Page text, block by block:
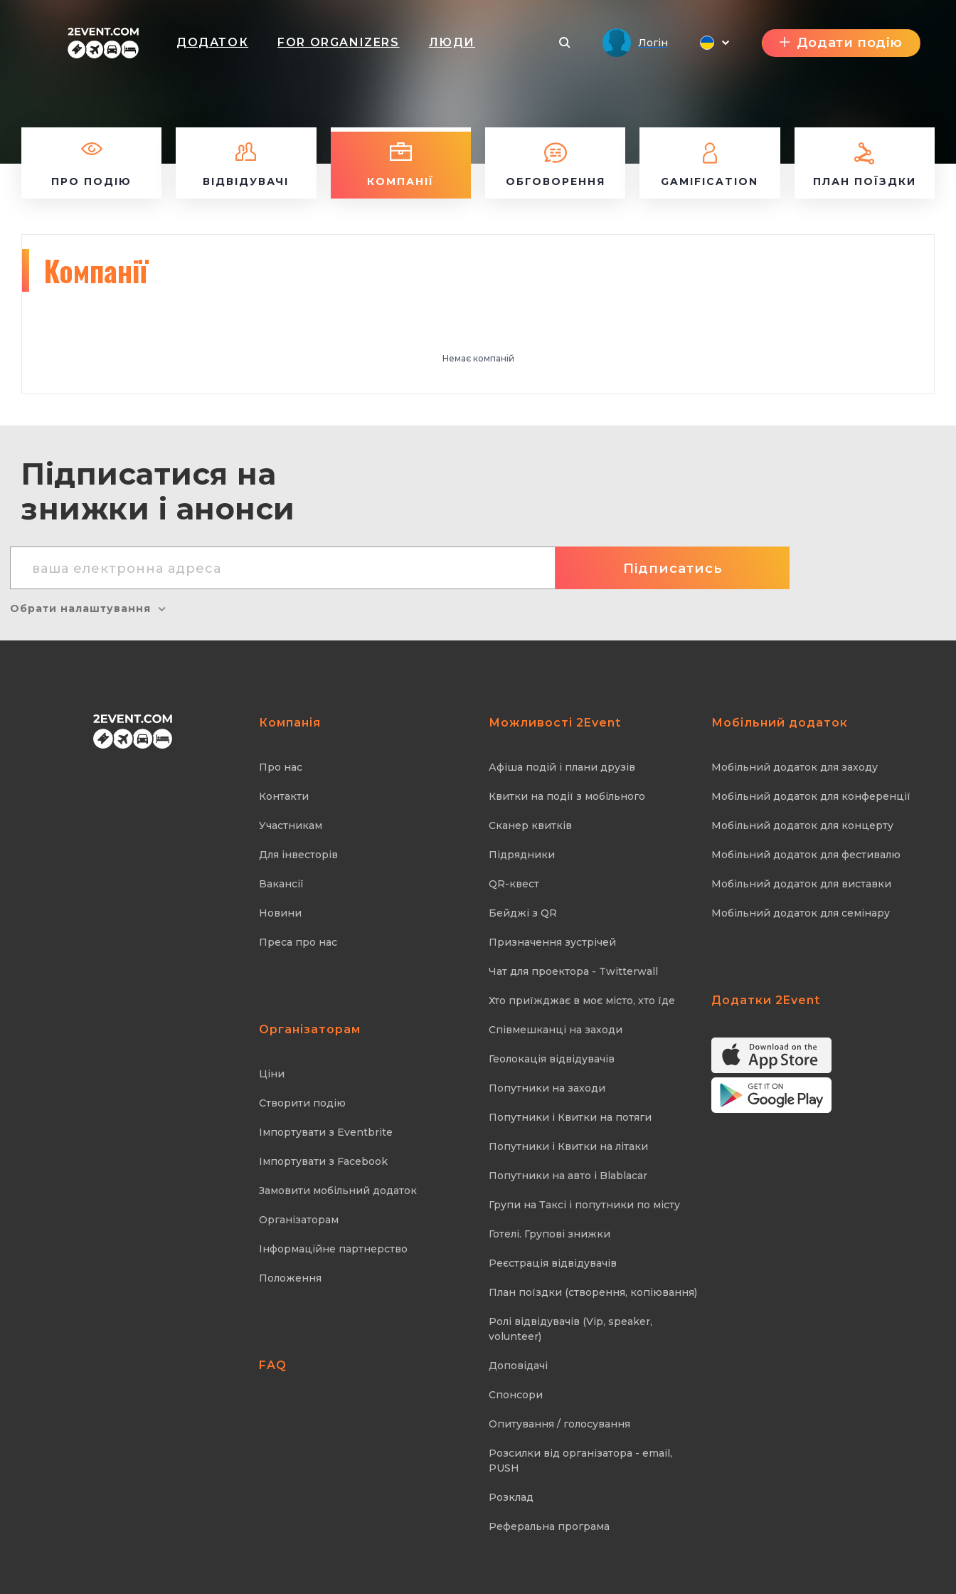
ДОДАТОК FOR ORGANIZERS ЛЮДИ Логін Додати подію
ПРО ПОДІЮ ВІДВІДУВАЧІ КОМПАНІЇ ОБГОВОРЕННЯ GAMIFICATION ПЛАН ПОЇЗДКИ
Компанії
Немає компаній
Підписатися на
знижки і анонси
Обрати налаштування
Компанія
Про нас
Контакти
Участникам
Для інвесторів
Вакансії
Новини
Преса про нас
Організаторам
Ціни
Створити подію
Імпортувати з Eventbrite
Імпортувати з Facebook
Замовити мобільний додаток
Організаторам
Інформаційне партнерство
Положення
FAQ
Можливості 2Event
Афіша подій і плани друзів
Квитки на події з мобільного
Cканер квитків
Підрядники
QR-квест
Бейджі з QR
Призначення зустрічей
Чат для проектора - Twitterwall
Хто приїжджає в моє місто, хто їде
Співмешканці на заходи
Геолокація відвідувачів
Попутники на заходи
Попутники і Квитки на потяги
Попутники і Квитки на літаки
Попутники на авто і Blablacar
Групи на Таксі і попутники по місту
Готелі. Групові знижки
Реєстрація відвідувачів
План поїздки (створення, копіювання)
Ролі відвідувачів (Vip, speaker,
volunteer)
Доповідачі
Спонсори
Опитування / голосування
Розсилки від організатора - email,
PUSH
Розклад
Реферальна програма
Мобільний додаток
Мобільний додаток для заходу
Мобільний додаток для конференції
Мобільний додаток для концерту
Мобільний додаток для фестивалю
Мобільний додаток для виставки
Мобільний додаток для семінару
Додатки 2Event